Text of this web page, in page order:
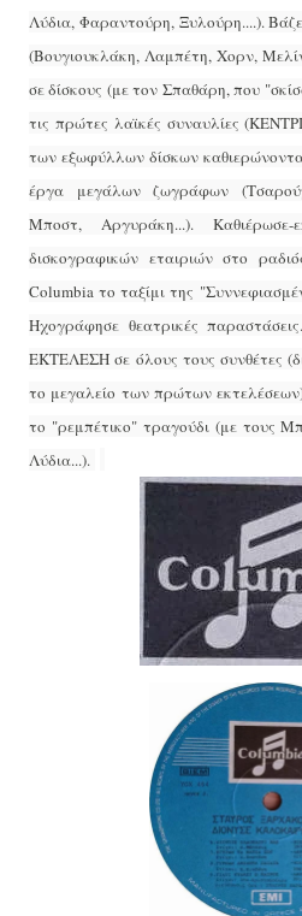
Λύδια, Φαραντούρη, Ξυλούρη....).
(Βουγιουκλάκη, Λαμπέτη, Χορν,
σε δίσκους (με τον Σπαθάρη, που
τις πρώτες λαϊκές συναυλίες
των εξωφύλλων δίσκων
έργα μεγάλων ζωγράφων
Μποστ, Αργυράκη...).
δισκογραφικών εταιριών στο
Columbia το ταξίμι της
Ηχογράφησε θεατρικές
ΕΚΤΕΛΕΣΗ σε όλους τους συνθέτες
το μεγαλείο των πρώτων
το "ρεμπέτικο" τραγούδι (με τους
Λύδια...).